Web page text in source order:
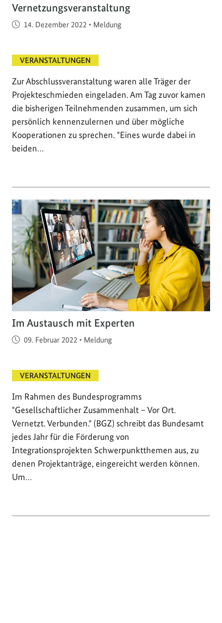
Vernetzungsveranstaltung
Veröffentlicht am
14. Dezember 2022 • Meldung
VERANSTALTUNGEN
Zur Abschlussveranstaltung waren alle Träger der
Projekteschmieden eingeladen. Am Tag zuvor kamen
die bisherigen Teilnehmenden zusammen, um sich
persönlich kennenzulernen und über mögliche
Kooperationen zu sprechen. "Eines wurde dabei in
beiden…
Im Austausch mit Experten
Veröffentlicht am
09. Februar 2022 • Meldung
VERANSTALTUNGEN
Im Rahmen des Bundesprogramms
"Gesellschaftlicher Zusammenhalt – Vor Ort.
Vernetzt. Verbunden." (BGZ) schreibt das Bundesamt
jedes Jahr für die Förderung von
Integrationsprojekten Schwerpunktthemen aus, zu
denen Projektanträge, eingereicht werden können.
Um…